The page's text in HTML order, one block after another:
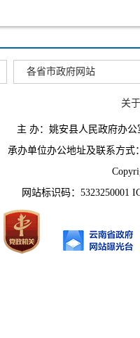
各省市政府网站
关
主 办：姚安县人民政府办
承办单位办公地址及联系方式
网站标识码：5323250001